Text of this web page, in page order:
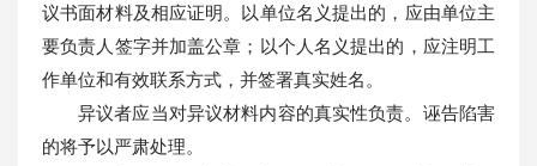
议书面材料及相应证明。以单位名义提出的，应由单位主
要负责人签字并加盖公章；以个人名义提出的，应注明工
作单位和有效联系方式，并签署真实姓名。
异议者应当对异议材料内容的真实性负责。诬告陷害
的将予以严肃处理。